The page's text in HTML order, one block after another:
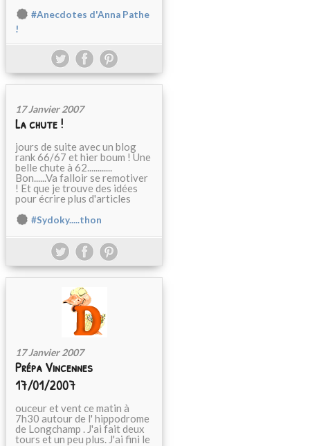
#Anecdotes d'Anna Pathe
!
17 Janvier 2007
La chute !
jours de suite avec un blog
rank 66/67 et hier boum ! Une
belle chute à 62............
Bon......Va falloir se remotiver
! Et que je trouve des idées
pour écrire plus d'articles
#Sydoky.....thon
17 Janvier 2007
Prépa Vincennes
17/01/2007
ouceur et vent ce matin à
7h30 autour de l' hippodrome
de Longchamp . J'ai fait deux
tours et un peu plus. J'ai fini le